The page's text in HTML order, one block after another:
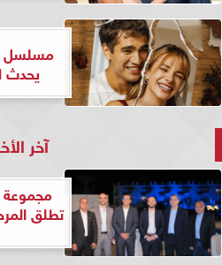
مسلسل
يحدث
آخر
مجموعة
تطلق